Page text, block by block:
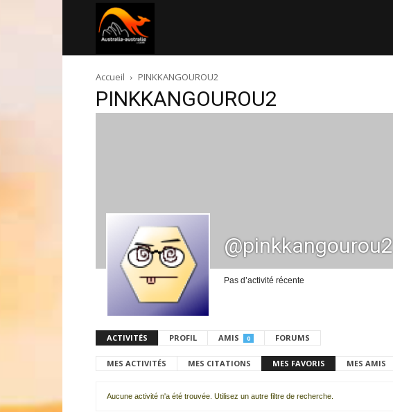
australie.com
Accueil PINKKANGOUROU2
PINKKANGOUROU2
@pinkkangourou2
Pas d’activité récente
ACTIVITÉS PROFIL AMIS 0 FORUMS
MES ACTIVITÉS MES CITATIONS MES FAVORIS MES AMIS
Aucune activité n'a été trouvée. Utilisez un autre filtre de recherche.